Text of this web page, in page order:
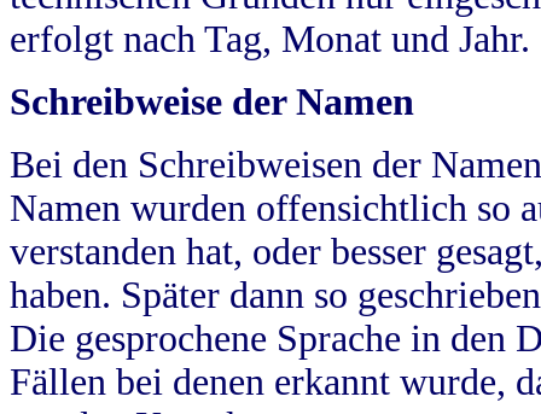
erfolgt nach Tag, Monat und Jahr.
Schreibweise der Namen
Bei den Schreibweisen der
Namen wurden offensichtlich so
verstanden hat, oder besser
haben. Später dann so
Die gesprochene Sprache in
Fällen bei denen erkannt wurde,